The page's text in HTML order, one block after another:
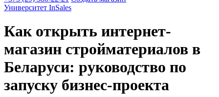
Университет InSales
Как открыть интернет-
магазин стройматериалов в
Беларуси: руководство по
запуску бизнес-проекта